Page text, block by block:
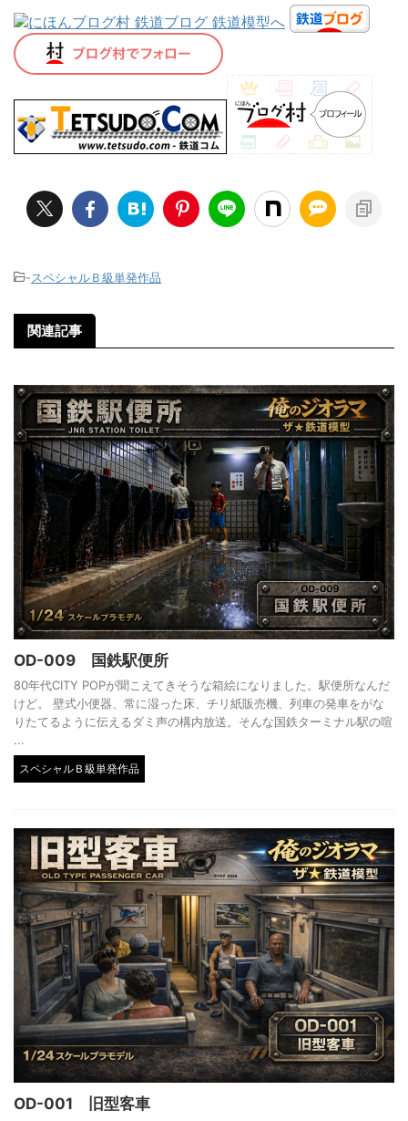
-スペシャルＢ級単発作品
関連記事
OD-009 国鉄駅便所
80年代CITY POPが聞こえてきそうな箱絵になりました。駅便所なんだ
けど。 壁式小便器、常に湿った床、チリ紙販売機、列車の発車をがな
りたてるように伝えるダミ声の構内放送。そんな国鉄ターミナル駅の喧
...
スペシャルＢ級単発作品
OD-001 旧型客車